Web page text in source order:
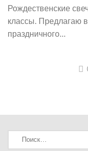
Рождественские
классы. Предлагаю
праздничного...
Найти: